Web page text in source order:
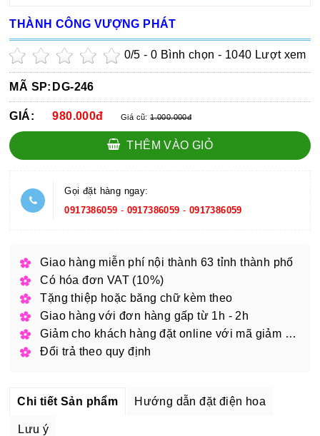
THÀNH CÔNG VƯỢNG PHÁT
0/5 -0 Bình chọn - 1040 Lượt xem
MÃ SP: DG-246
GIÁ: 980.000đ Giá cũ:1.000.000đ
THÊM VÀO GIỎ
Gọi đặt hàng ngay:
0917386059 - 0917386059 - 0917386059
Giao hàng miễn phí nội thành 63 tỉnh thành phố
Có hóa đơn VAT (10%)
Tặng thiệp hoặc băng chữ kèm theo
Giao hàng với đơn hàng gấp từ 1h - 2h
Giảm cho khách hàng đặt online với mã giảm giá
Đổi trả theo quy định
Chi tiết Sản phẩm Hướng dẫn đặt điện hoa
Lưu ý